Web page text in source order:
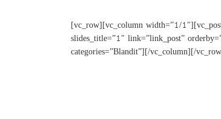
[vc_row][vc_column width=”1/
slides_title=”1″ link=”link_post”
categories=”Blandit”][/vc_column][/